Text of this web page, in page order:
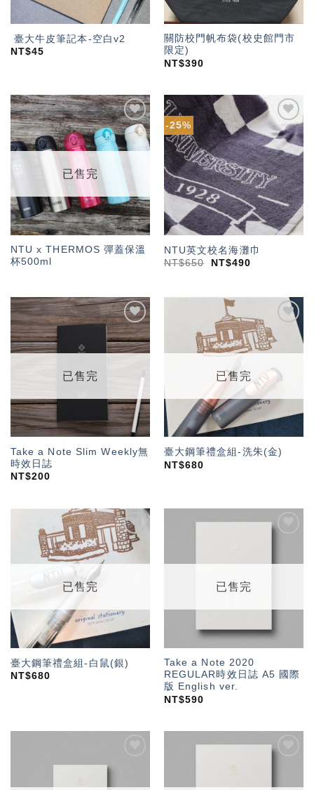
臺大牛皮筆記本-空白v2
NT$45
關防校門帆布袋(校史館門市
限定)
NT$390
加入
「願
望輕
已售完
NTU x THERMOS 彈蓋保溫
杯500ml
-25%
加入
「願
望輕
單」
NTU英文校名海灘巾
NT$650 NT$490
加入
「願
望輕
已售完
Take a Note Slim Weekly無
時效日誌
NT$200
望輕
已售完
臺大鋼筆禮盒組-洗朱(金)
NT$680
加入
「願
望輕
已售完
臺大鋼筆禮盒組-白鼠(銀)
NT$680
望輕
已售完
Take a Note 2020
REGULAR時效日誌 A5 國際
版 English ver.
NT$590
望輕
望輕